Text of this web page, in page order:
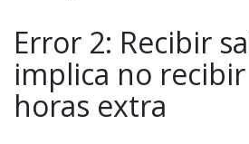
Error 2: Recibir
implica no
horas extra